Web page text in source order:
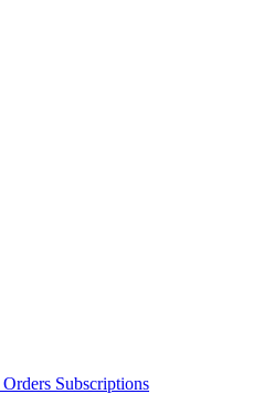
Orders Subscriptions